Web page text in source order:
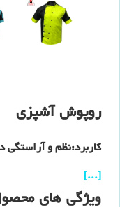
روپوش آشپزی
کاربرد:نظم و
[...]
ویژگی های